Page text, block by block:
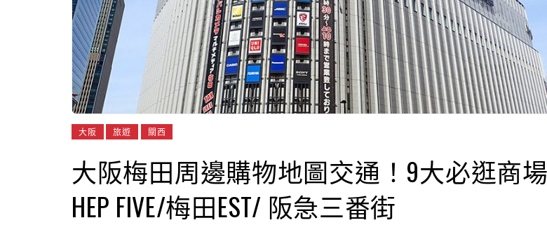
大阪 旅遊 關西
大阪梅田周邊購物地圖交通！9大必逛商場
HEP FIVE/梅田EST/ 阪急三番街